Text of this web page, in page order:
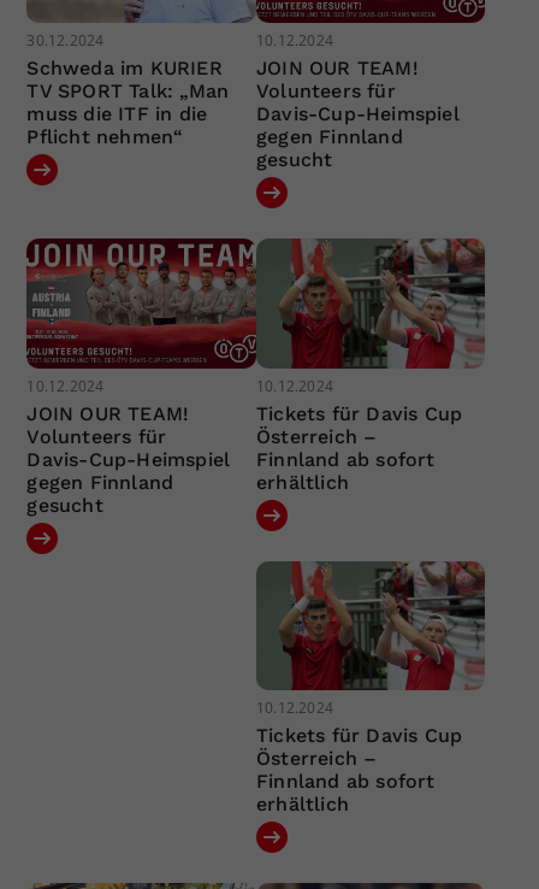
30.12.2024
Schweda im KURIER
TV SPORT Talk: „Man
muss die ITF in die
Pflicht nehmen“
10.12.2024
JOIN OUR TEAM!
Volunteers für
Davis-Cup-Heimspiel
gegen Finnland
gesucht
10.12.2024
JOIN OUR TEAM!
Volunteers für
Davis-Cup-Heimspiel
gegen Finnland
gesucht
10.12.2024
Tickets für Davis Cup
Österreich –
Finnland ab sofort
erhältlich
10.12.2024
Tickets für Davis Cup
Österreich –
Finnland ab sofort
erhältlich